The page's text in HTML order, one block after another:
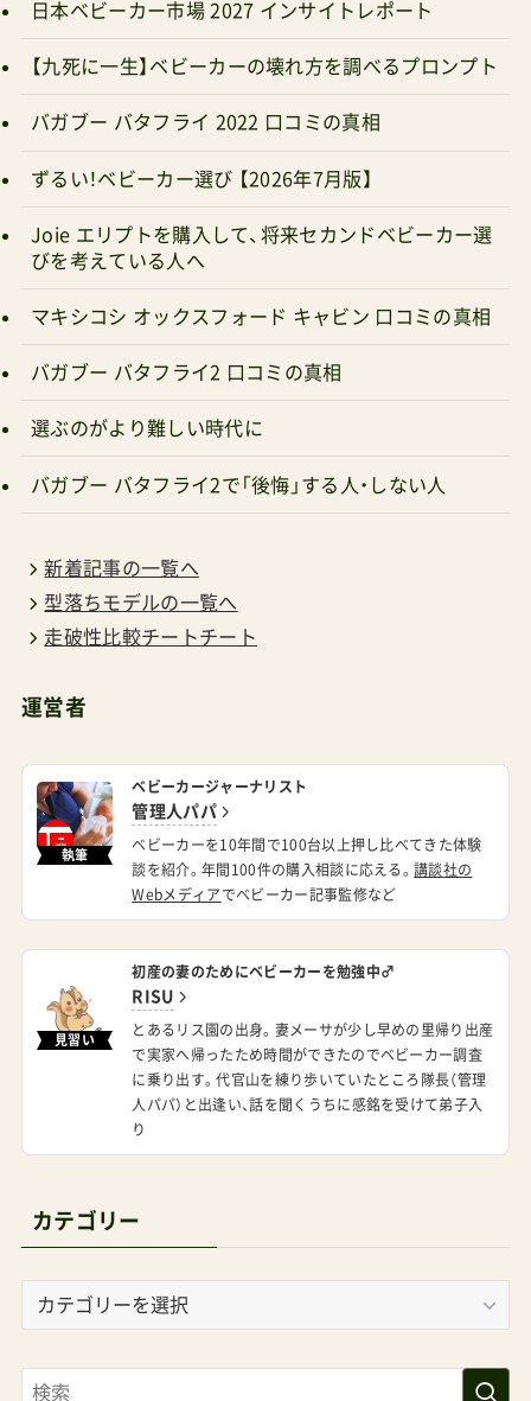
日本ベビーカー市場 2027 インサイトレポート
【九死に一生】ベビーカーの壊れ方を調べるプロンプト
バガブー バタフライ 2022 口コミの真相
ずるい！ベビーカー選び 【2026年7月版】
Joie エリプトを購入して、将来セカンドベビーカー選
びを考えている人へ
マキシコシ オックスフォード キャビン 口コミの真相
バガブー バタフライ2 口コミの真相
選ぶのがより難しい時代に
バガブー バタフライ2で「後悔」する人・しない人
新着記事の一覧へ
型落ちモデルの一覧へ
走破性比較チートチート
運営者
執筆
ベビーカージャーナリスト
管理人パパ
ベビーカーを10年間で100台以上押し比べてきた体験
談を紹介。年間100件の購入相談に応える。講談社の
Webメディア でベビーカー記事監修など
見習い
初産の妻のためにベビーカーを勉強中♂
RISU
とあるリス園の出身。妻メーサが少し早めの里帰り出産
で実家へ帰ったため時間ができたのでベビーカー調査
に乗り出す。代官山を練り歩いていたところ隊長（管理
人パパ）と出逢い、話を聞くうちに感銘を受けて弟子入
り
カテゴリー
リ